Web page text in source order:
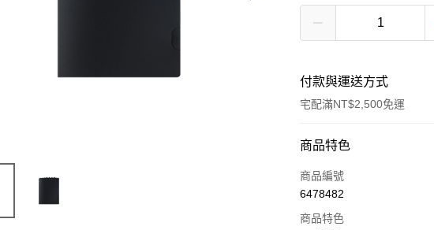
付款與運送方式
宅配滿NT$2,500免運
付款方式
信用卡一次付款
商品特色
商品編號
6478482
商品特色